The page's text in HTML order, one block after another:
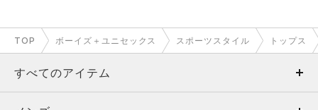
TOP ボーイズ＋ユニセックス スポーツスタイル トップス
すべてのアイテム